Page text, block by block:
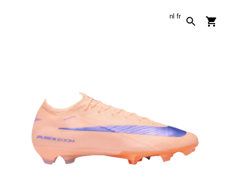
nl fr